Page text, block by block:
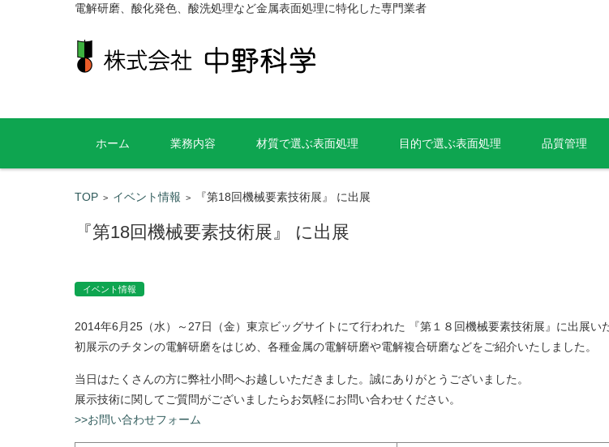
電解研磨、酸化発色、酸洗処理など金属表面処理に特化した専門業者
コンテンツに移動
ホーム
業務内容 材質で選ぶ表面処理 目的で選ぶ表面処理 品質管理
TOP > イベント情報 > 『第18回機械要素技術展』 に出展
『第18回機械要素技術展』 に出展
イベント情報
2014年6月25（水）～27日（金）東京ビッグサイトにて行われた 『第１８回機械要素技術展』に出展い
初展示のチタンの電解研磨をはじめ、各種金属の電解研磨や電解複合研磨などをご紹介いたしました。
当日はたくさんの方に弊社小間へお越しいただきました。誠にありがとうございました。
展示技術に関してご質問がございましたらお気軽にお問い合わせください。
>>お問い合わせフォーム